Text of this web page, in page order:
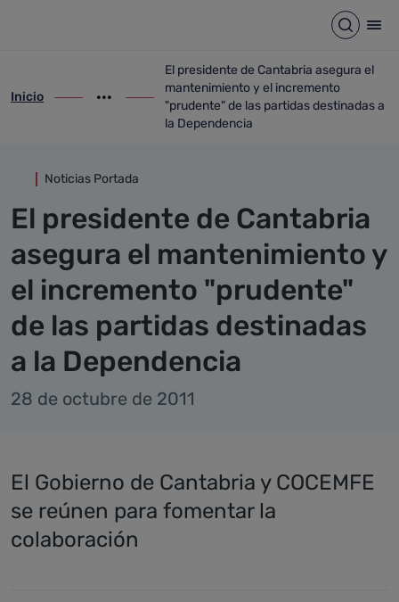
Abrir
ir-a inicio
Inicio
Mostrar opciones del camino de migas
ir-a El presidente de Cantabria
El presidente de Cantabria asegura el
mantenimiento y el incremento
"prudente" de las partidas destinadas a
la Dependencia
Noticias Portada
El presidente de Cantabria
asegura el mantenimiento y
el incremento "prudente"
de las partidas destinadas
a la Dependencia
28 de octubre de 2011
El Gobierno de Cantabria y COCEMFE
se reúnen para fomentar la
colaboración